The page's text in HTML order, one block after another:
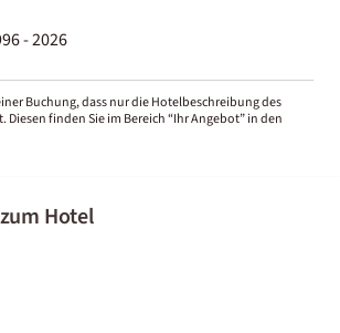
- 2026
Buchung, dass nur die Hotelbeschreibung des
finden Sie im Bereich “Ihr Angebot” in den
Hotel